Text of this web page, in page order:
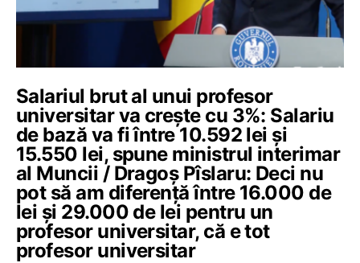
Salariul brut al unui profesor
universitar va crește cu 3%: Salariu
de bază va fi între 10.592 lei și
15.550 lei, spune ministrul interimar
al Muncii / Dragoș Pîslaru: Deci nu
pot să am diferență între 16.000 de
lei și 29.000 de lei pentru un
profesor universitar, că e tot
profesor universitar